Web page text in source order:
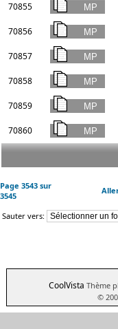
70855
70856
70857
70858
70859
70860
Page 3543 sur
3545
Sauter vers:
CoolVista Thème
©